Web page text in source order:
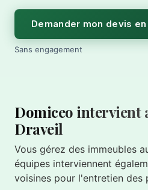
Demander mon devis en
Sans engagement
Domiceo intervient
Draveil
Vous gérez des immeubles
équipes interviennent
voisines pour l'entretien des